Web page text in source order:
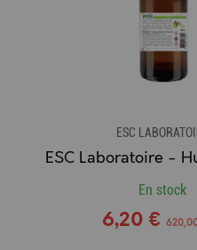
ESC
En stock
6,20 €